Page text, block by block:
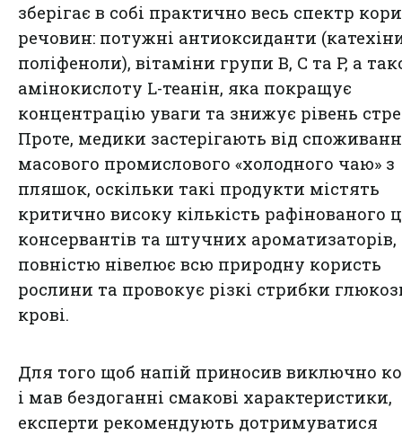
зберігає в собі практично весь спектр
речовин: потужні антиоксиданти
поліфеноли), вітаміни групи B, C та P, а
амінокислоту L-теанін, яка покращує
концентрацію уваги та знижує рівень
Проте, медики застерігають від
масового промислового «холодного чаю» з
пляшок, оскільки такі продукти містять
критично високу кількість рафінованого
консервантів та штучних
повністю нівелює всю природну користь
рослини та провокує різкі стрибки
крові.
Для того щоб напій приносив виключно
і мав бездоганні смакові характеристики,
експерти рекомендують дотримуватися